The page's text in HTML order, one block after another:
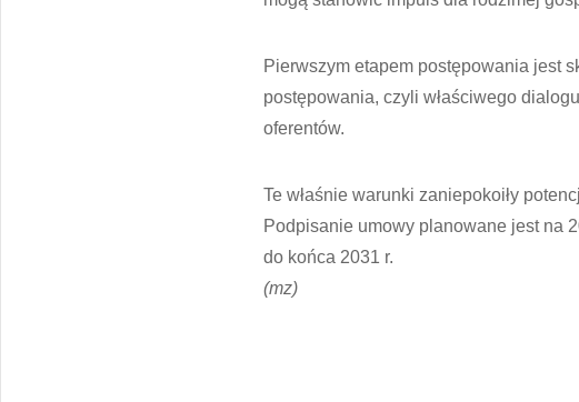
Pierwszym etapem postępowania jest
postępowania, czyli właściwego
oferentów.
Te właśnie warunki zaniepokoiły
Podpisanie umowy planowane jest na
do końca 2031 r.
(mz)